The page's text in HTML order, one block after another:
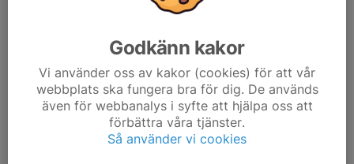
annonseras på facebook/messenger alternativt i
Viktigt att skjutprotokollet fylls i ORDENTLIGT och
signeras av skjutledaren, annars blir resultatet ogiltigt.
Anmäl gärna ditt deltagande här i kalendern så vet vi hur
Godkänn kakor
Vi använder oss av kakor (cookies) för att vår
webbplats ska fungera bra för dig. De används
även för webbanalys i syfte att hjälpa oss att
förbättra våra tjänster.
Så använder vi cookies